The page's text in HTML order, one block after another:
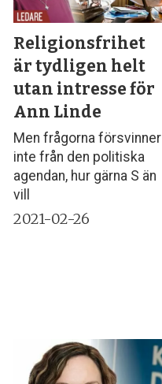
Religionsfrihet
är tydligen helt
utan intresse för
Ann Linde
Men frågorna försvinner
inte från den politiska
agendan, hur gärna S än
vill
2021-02-26